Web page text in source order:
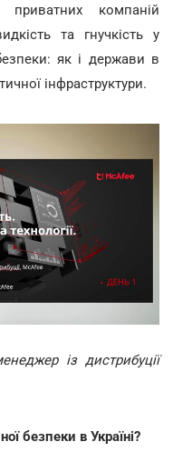
приватних компаній
та гнучкість у
як і держави в
інфраструктури.
із дистрибуції
безпеки в Україні?